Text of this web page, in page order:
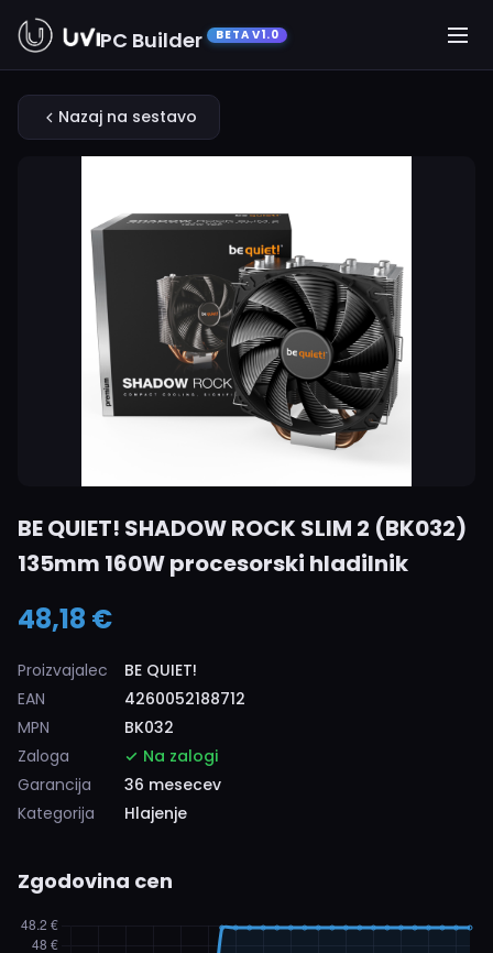
PC Builder BETA V1.0
Nazaj na sestavo
BE QUIET! SHADOW ROCK SLIM 2 (BK032)
135mm 160W procesorski hladilnik
48,18 €
Proizvajalec
BE QUIET!
EAN
4260052188712
MPN
BK032
Zaloga
Na zalogi
Garancija
36 mesecev
Kategorija
Hlajenje
Zgodovina cen